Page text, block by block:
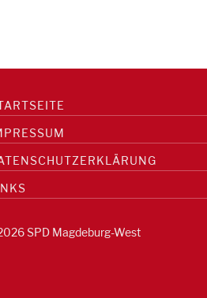
SPD Magdeburg-West